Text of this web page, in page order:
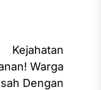
Kejahatan
Warga
Dengan